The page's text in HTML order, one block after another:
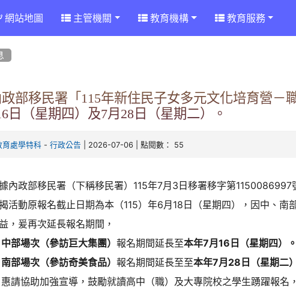
網站地圖 主管機關 教育機構 教育服務
部移民署「115年新住民子女多元文化培育營－
日（星期四）及7月28日（星期二）。
育處學特科 - 行政公告 | 2026-07-06 | 點閱數： 55
內政部移民署（下稱移民署）115年7月3日移署移字第1150086997
活動原報名截止日期為本（115）年6月18日（星期四），因中、南
，爰再次延長報名期間，
中部場次（參訪巨大集團）報名期間延長至本年7月16日（星期四）。
南部場次（參訪奇美食品）報名期間延長至至本年7月28日（星期二
惠請協助加強宣導，鼓勵就讀高中（職）及大專院校之學生踴躍報名